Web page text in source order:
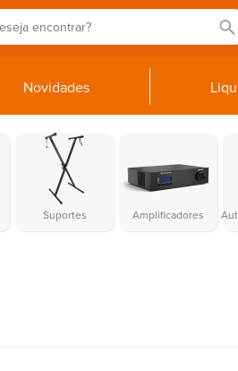
Novidades
Suportes Amplificadores